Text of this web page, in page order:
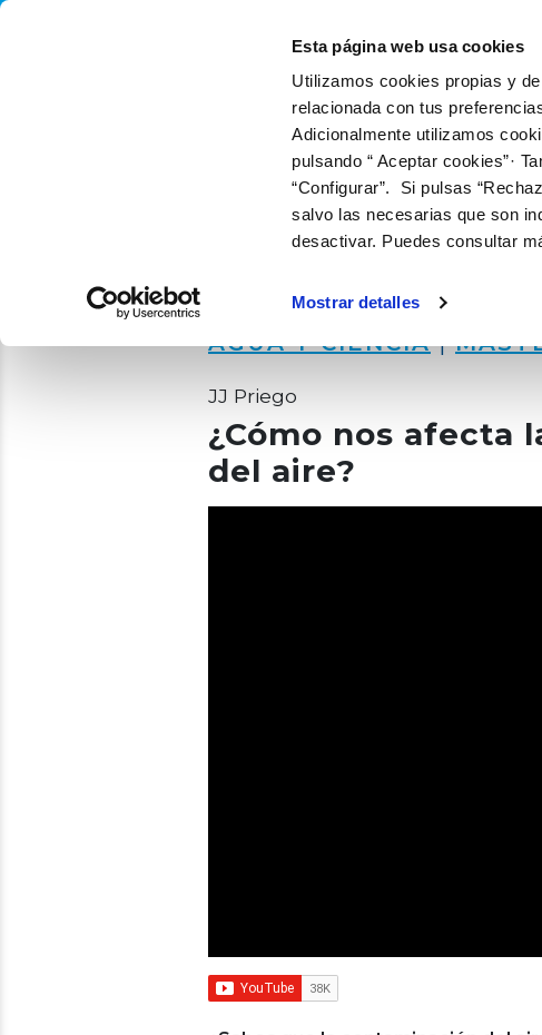
Esta página web usa cookies
Utilizamos cookies propias y
relacionada con tus
Adicionalmente utilizamos
pulsando “ Aceptar cookies”·
“Configurar”. Si pulsas
salvo las necesarias que son
desactivar. Puedes consultar
Mostrar detalles
AGUA Y CIENCIA|
JJ Priego
¿Cómo nos afecta
del aire?